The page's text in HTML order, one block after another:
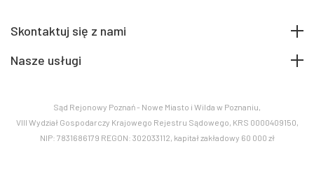
Skontaktuj się z nami
Nasze usługi
Sąd Rejonowy Poznań - Nowe Miasto i Wilda w Poznaniu,
VIII Wydział Gospodarczy Krajowego Rejestru Sądowego, KRS 0000409150,
NIP: 7831686179 REGON: 302033112, kapitał zakładowy 60 000 zł